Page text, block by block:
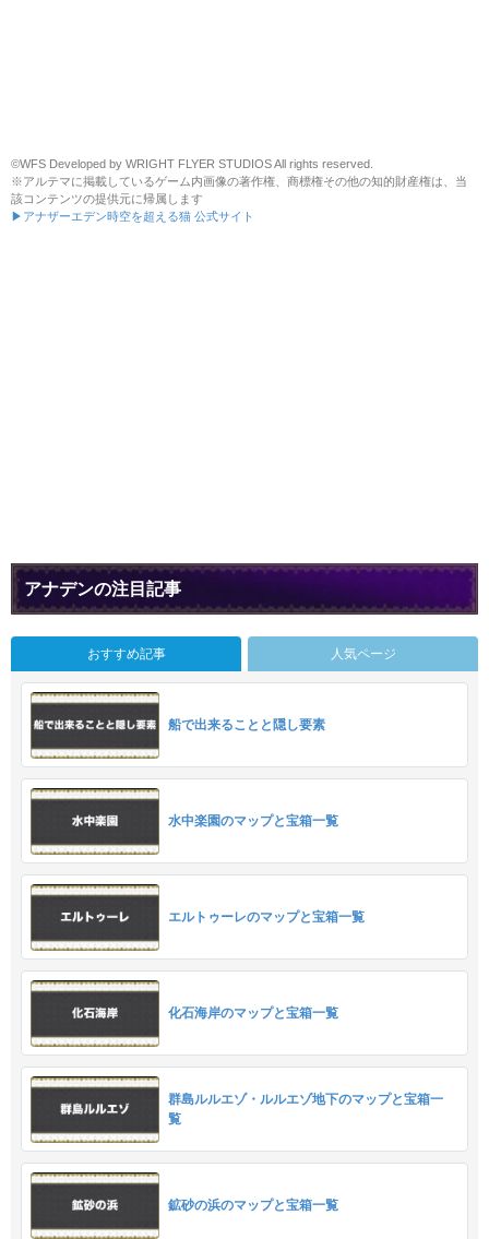
©WFS Developed by WRIGHT FLYER STUDIOS All rights reserved.
※アルテマに掲載しているゲーム内画像の著作権、商標権その他の知的財産権は、当
該コンテンツの提供元に帰属します
▶アナザーエデン時空を超える猫 公式サイト
アナデンの注目記事
おすすめ記事 人気ページ
船で出来ることと隠し要素
水中楽園のマップと宝箱一覧
エルトゥーレのマップと宝箱一覧
化石海岸のマップと宝箱一覧
群島ルルエゾ・ルルエゾ地下のマップと宝箱一
覧
鉱砂の浜のマップと宝箱一覧